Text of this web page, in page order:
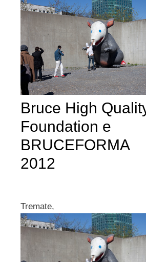
Bruce High
Foundation e
BRUCEFORMA
2012
Tremate,